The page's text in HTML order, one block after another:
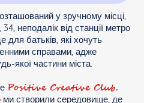
у зручному місці,
неподалік від станції метро
для батьків, які хочуть
справами, адже
якої частини міста.
Positive Creative Club.
ми створили середовище, де